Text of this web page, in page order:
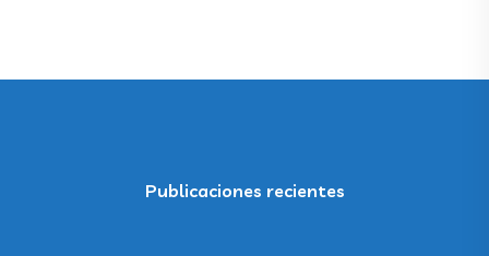
Publicaciones recientes